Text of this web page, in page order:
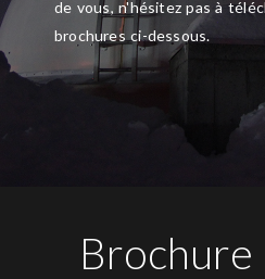
de vous, n'hésitez pas à
brochures ci-dessous.
Brochure